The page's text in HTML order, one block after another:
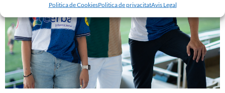
Politica de CookiesPolitica de privacitatAvis Legal